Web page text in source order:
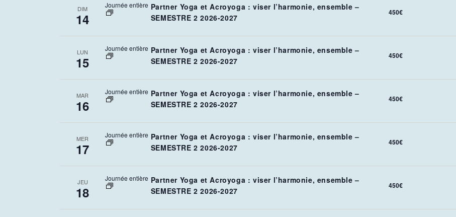
DIM
14
Journée entière Partner Yoga et Acroyoga : viser l’harmonie, ensemble –
SEMESTRE 2 2026-2027
450€
LUN
15
Journée entière Partner Yoga et Acroyoga : viser l’harmonie, ensemble –
SEMESTRE 2 2026-2027
450€
MAR
16
Journée entière Partner Yoga et Acroyoga : viser l’harmonie, ensemble –
SEMESTRE 2 2026-2027
450€
MER
17
Journée entière Partner Yoga et Acroyoga : viser l’harmonie, ensemble –
SEMESTRE 2 2026-2027
450€
JEU
18
Journée entière Partner Yoga et Acroyoga : viser l’harmonie, ensemble –
SEMESTRE 2 2026-2027
450€